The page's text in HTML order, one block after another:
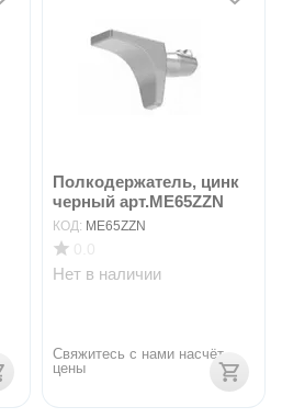
Полкодержатель, цинк
черный арт.ME65ZZN
КОД: ME65ZZN
Нет в наличии
Свяжитесь с нами насчёт
цены